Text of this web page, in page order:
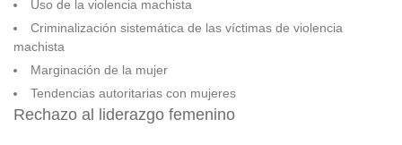
Uso de la violencia machista
Criminalización sistemática de las víctimas de violencia
machista
Marginación de la mujer
Tendencias autoritarias con mujeres
Rechazo al liderazgo femenino